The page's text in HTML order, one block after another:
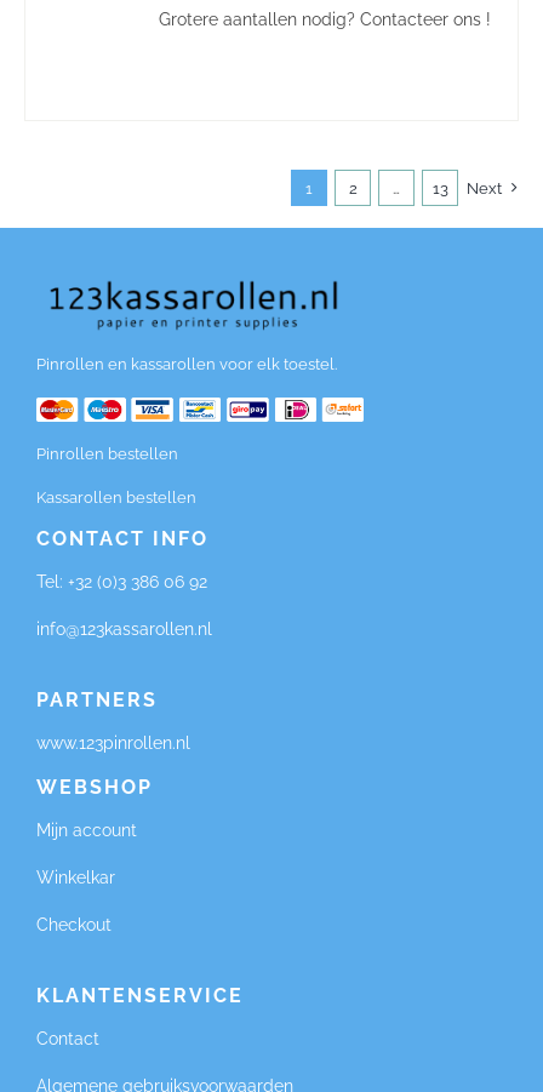
Grotere aantallen nodig? Contacteer ons !
1 2 … 13 Next
Pinrollen en kassarollen voor elk toestel.
Pinrollen bestellen
Kassarollen bestellen
CONTACT INFO
Tel: +32 (0)3 386 06 92
info@123kassarollen.nl
PARTNERS
www.123pinrollen.nl
WEBSHOP
Mijn account
Winkelkar
Checkout
KLANTENSERVICE
Contact
Algemene gebruiksvoorwaarden